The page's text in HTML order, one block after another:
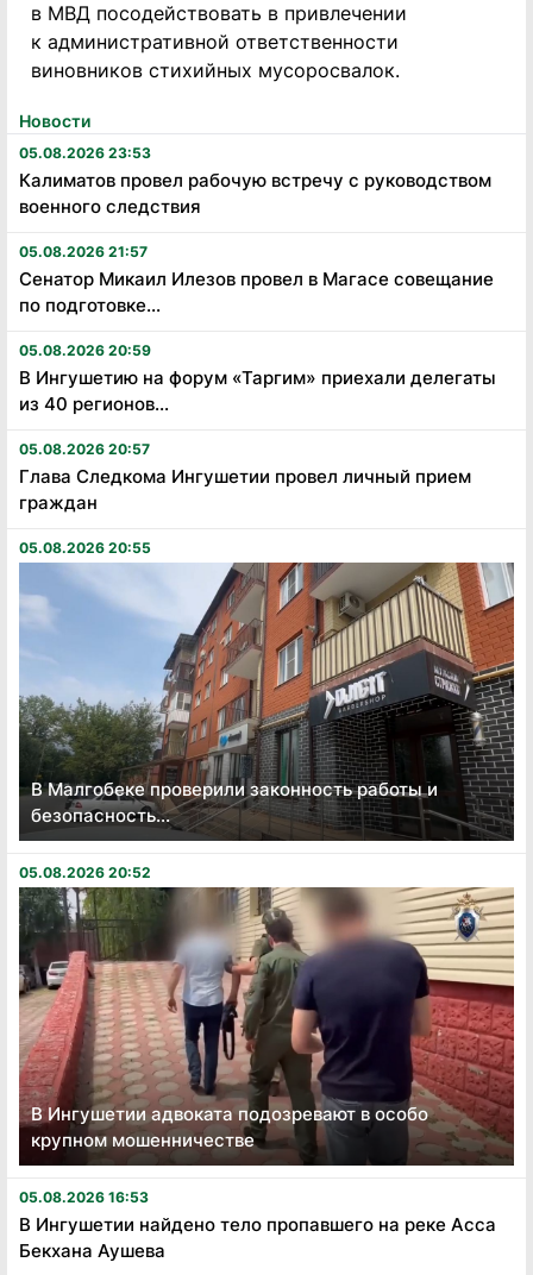
Новости
05.08.2026 23:53
Калиматов провел рабочую встречу с руководством
военного следствия
05.08.2026 21:57
Сенатор Микаил Илезов провел в Магасе совещание
по подготовке...
05.08.2026 20:59
В Ингушетию на форум «Таргим» приехали делегаты
из 40 регионов...
05.08.2026 20:57
Глава Следкома Ингушетии провел личный прием
граждан
05.08.2026 20:55
В Малгобеке проверили законность работы и
безопасность...
05.08.2026 20:52
В Ингушетии адвоката подозревают в особо
крупном мошенничестве
05.08.2026 16:53
В Ингушетии найдено тело пропавшего на реке Асса
Бекхана Аушева
в МВД посодействовать в привлечении
к административной ответственности
виновников стихийных мусоросвалок.